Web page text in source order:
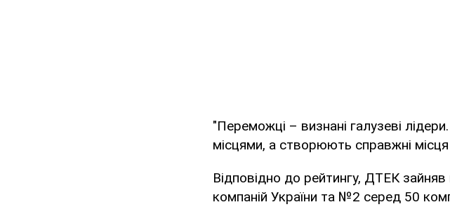
"Переможці – визнані галузеві
місцями, а створюють справжні
Відповідно до рейтингу, ДТЕК
компаній України та №2 серед 50